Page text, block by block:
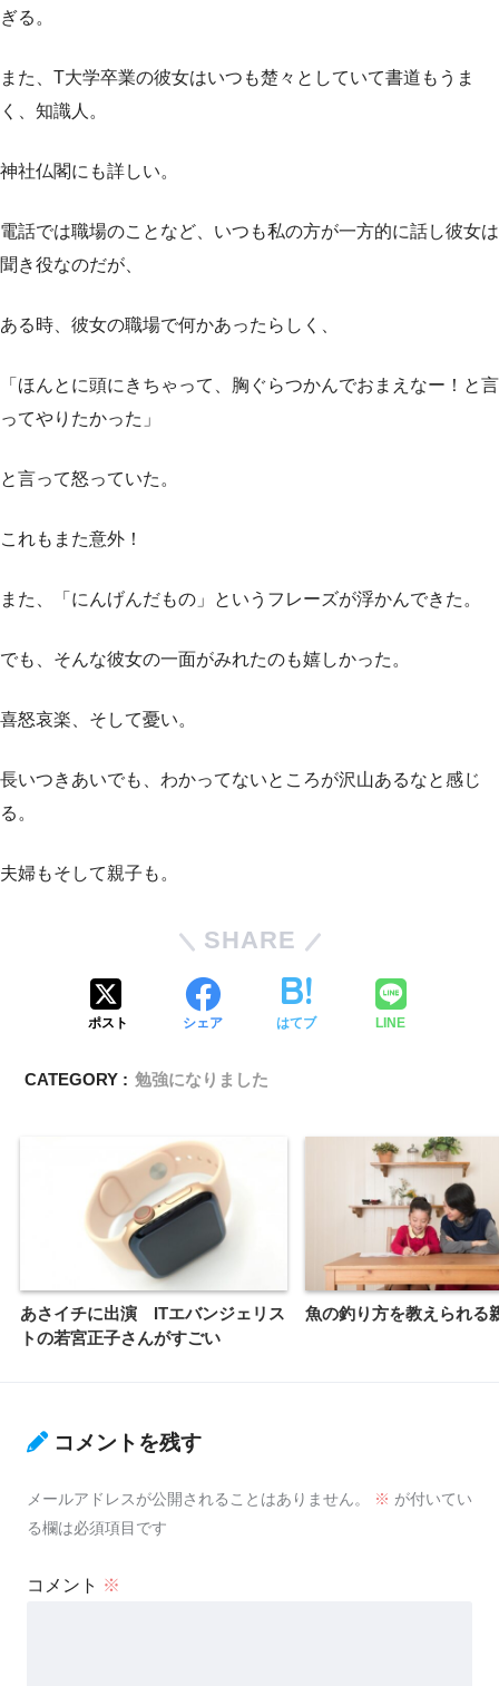
ぎる。
また、T大学卒業の彼女はいつも楚々としていて書道もうま
く、知識人。
神社仏閣にも詳しい。
電話では職場のことなど、いつも私の方が一方的に話し彼女は
聞き役なのだが、
ある時、彼女の職場で何かあったらしく、
「ほんとに頭にきちゃって、胸ぐらつかんでおまえなー！と言
ってやりたかった」
と言って怒っていた。
これもまた意外！
また、「にんげんだもの」というフレーズが浮かんできた。
でも、そんな彼女の一面がみれたのも嬉しかった。
喜怒哀楽、そして憂い。
長いつきあいでも、わかってないところが沢山あるなと感じ
る。
夫婦もそして親子も。
SHARE
ポスト シェア はてブ LINE
CATEGORY : 勉強になりました
あさイチに出演 ITエバンジェリス
トの若宮正子さんがすごい
魚の釣り方を教えられる
コメントを残す
メールアドレスが公開されることはありません。 ※ が付いてい
る欄は必須項目です
コメント ※